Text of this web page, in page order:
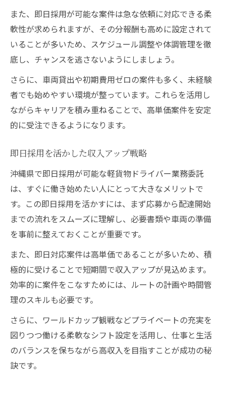
また、即日採用が可能な案件は急な依頼に対応できる柔
軟性が求められますが、その分報酬も高めに設定されて
いることが多いため、スケジュール調整や体調管理を徹
底し、チャンスを逃さないようにしましょう。
さらに、車両貸出や初期費用ゼロの案件も多く、未経験
者でも始めやすい環境が整っています。これらを活用し
ながらキャリアを積み重ねることで、高単価案件を安定
的に受注できるようになります。
即日採用を活かした収入アップ戦略
沖縄県で即日採用が可能な軽貨物ドライバー業務委託
は、すぐに働き始めたい人にとって大きなメリットで
す。この即日採用を活かすには、まず応募から配達開始
までの流れをスムーズに理解し、必要書類や車両の準備
を事前に整えておくことが重要です。
また、即日対応案件は高単価であることが多いため、積
極的に受けることで短期間で収入アップが見込めます。
効率的に案件をこなすためには、ルートの計画や時間管
理のスキルも必要です。
さらに、ワールドカップ観戦などプライベートの充実を
図りつつ働ける柔軟なシフト設定を活用し、仕事と生活
のバランスを保ちながら高収入を目指すことが成功の秘
訣です。